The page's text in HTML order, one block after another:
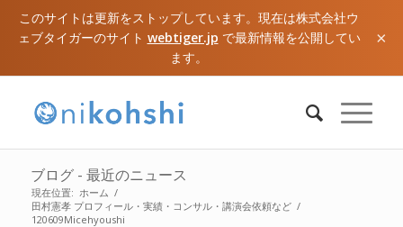
このサイトは更新をストップしています。現在は株式会社ウ
ェブタイガーのサイト webtiger.jp で最新情報を公開してい
ます。
×
ブログ - 最近のニュース
現在位置: ホーム /
田村憲孝 プロフィール・実績・コンサル・講演会依頼など /
120609Micehyoushi